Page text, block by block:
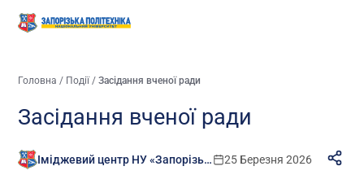
Головна / Події/Засідання вченої ради
Засідання вченої ради
Іміджевий центр НУ «Запорізька політехніка» 25 Березня 2026